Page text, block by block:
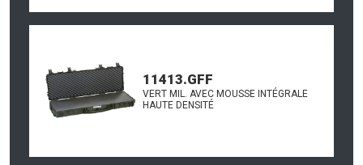
11413.GFF
VERT MIL. AVEC MOUSSE INTÉGRALE
HAUTE DENSITÉ